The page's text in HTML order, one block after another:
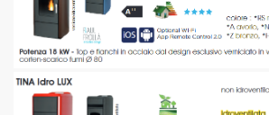
PLUS PRESTIGE